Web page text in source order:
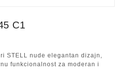
C1
STELL nude elegantan dizajn,
funkcionalnost za moderan i